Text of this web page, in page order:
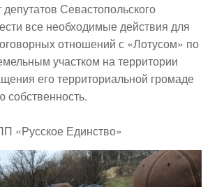
Севастопольского
все необходимые действия для
отношений с «Лотусом» по
участком на территории
его территориальной громаде
собственность.
«Русское Единство»